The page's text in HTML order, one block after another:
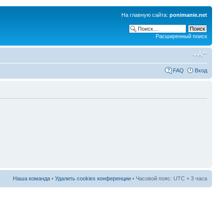
На главную сайта: ponimanie.net
Расширенный поиск
FAQ Вход
Наша команда • Удалить cookies конференции • Часовой пояс: UTC + 3 часа